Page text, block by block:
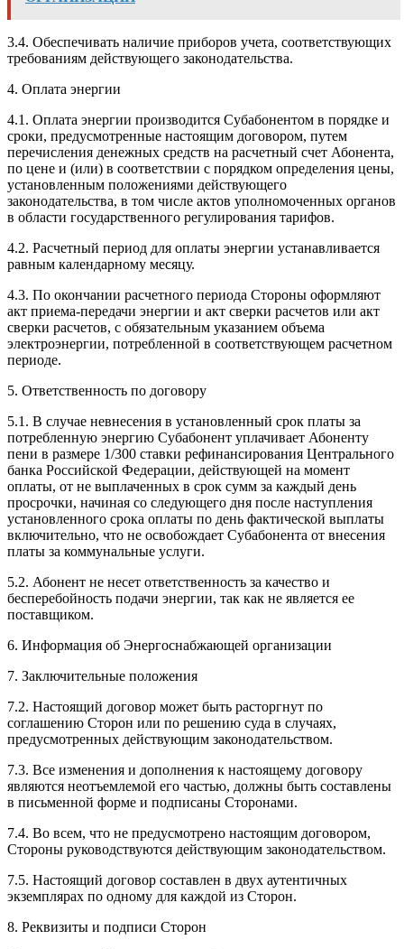
3.4. Обеспечивать наличие приборов учета, соответствующих
требованиям действующего законодательства.
4. Оплата энергии
4.1. Оплата энергии производится Субабонентом в порядке и
сроки, предусмотренные настоящим договором, путем
перечисления денежных средств на расчетный счет Абонента,
по цене и (или) в соответствии с порядком определения цены,
установленным положениями действующего
законодательства, в том числе актов уполномоченных органов
в области государственного регулирования тарифов.
4.2. Расчетный период для оплаты энергии устанавливается
равным календарному месяцу.
4.3. По окончании расчетного периода Стороны оформляют
акт приема-передачи энергии и акт сверки расчетов или акт
сверки расчетов, с обязательным указанием объема
электроэнергии, потребленной в соответствующем расчетном
периоде.
5. Ответственность по договору
5.1. В случае невнесения в установленный срок платы за
потребленную энергию Субабонент уплачивает Абоненту
пени в размере 1/300 ставки рефинансирования Центрального
банка Российской Федерации, действующей на момент
оплаты, от не выплаченных в срок сумм за каждый день
просрочки, начиная со следующего дня после наступления
установленного срока оплаты по день фактической выплаты
включительно, что не освобождает Субабонента от внесения
платы за коммунальные услуги.
5.2. Абонент не несет ответственность за качество и
бесперебойность подачи энергии, так как не является ее
поставщиком.
6. Информация об Энергоснабжающей организации
7. Заключительные положения
7.2. Настоящий договор может быть расторгнут по
соглашению Сторон или по решению суда в случаях,
предусмотренных действующим законодательством.
7.3. Все изменения и дополнения к настоящему договору
являются неотъемлемой его частью, должны быть составлены
в письменной форме и подписаны Сторонами.
7.4. Во всем, что не предусмотрено настоящим договором,
Стороны руководствуются действующим законодательством.
7.5. Настоящий договор составлен в двух аутентичных
экземплярах по одному для каждой из Сторон.
8. Реквизиты и подписи Сторон